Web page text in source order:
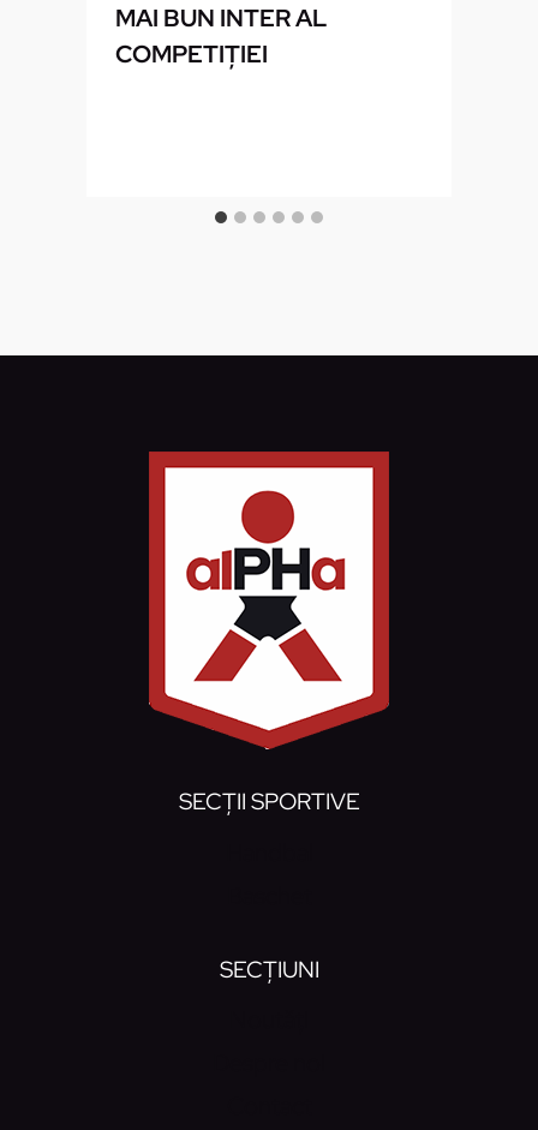
MAI BUN INTER AL
COMPETIȚIEI
SECȚII SPORTIVE
SECȚIUNI